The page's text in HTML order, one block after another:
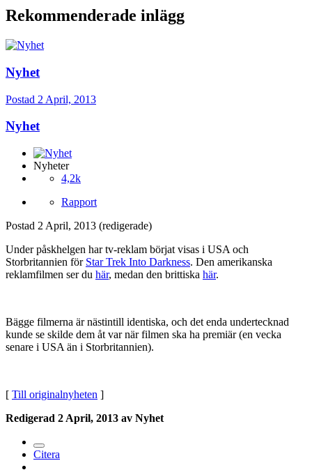
Rekommenderade inlägg
Nyhet
Postad 2 April, 2013
Nyhet
Nyheter
4,2k
Rapport
Postad 2 April, 2013 (redigerade)
Under påskhelgen har tv-reklam börjat visas i USA och
Storbritannien för Star Trek Into Darkness. Den amerikanska
reklamfilmen ser du här, medan den brittiska här.
Bägge filmerna är nästintill identiska, och det enda undertecknad
kunde se skilde dem åt var när filmen ska ha premiär (en vecka
senare i USA än i Storbritannien).
[ Till originalnyheten ]
Redigerad 2 April, 2013 av Nyhet
Citera